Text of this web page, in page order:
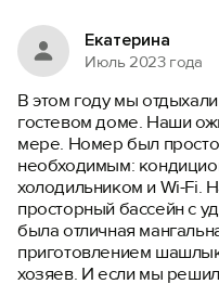
Екатерина
Июль 2023 года
В этом году мы
гостевом доме. Наши
мере. Номер был
необходимым:
холодильником и Wi-Fi.
просторный бассейн с
была отличная
приготовлением
хозяев. И если мы